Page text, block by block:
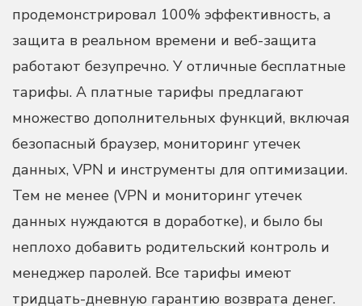
продемонстрировал 100% эффективность, а
защита в реальном времени и веб-защита
работают безупречно. У отличные бесплатные
тарифы. А платные тарифы предлагают
множество дополнительных функций, включая
безопасный браузер, мониторинг утечек
данных, VPN и инструменты для оптимизации.
Тем не менее (VPN и мониторинг утечек
данных нуждаются в доработке), и было бы
неплохо добавить родительский контроль и
менеджер паролей. Все тарифы имеют
тридцать-дневную гарантию возврата денег.